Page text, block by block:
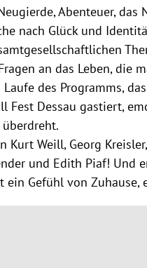
Abenteuer, das
nach Glück und
an das Leben, die
des Programms,
Fest Dessau gastiert,
Kurt Weill, Georg
und Edith Piaf! Und
Gefühl von Zuhause,